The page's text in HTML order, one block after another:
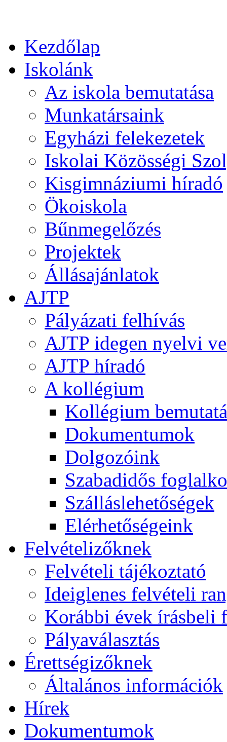
Kezdőlap
Iskolánk
Az iskola bemutatása
Munkatársaink
Egyházi felekezetek
Iskolai Közösségi
Kisgimnáziumi híradó
Ökoiskola
Bűnmegelőzés
Projektek
Állásajánlatok
AJTP
Pályázati felhívás
AJTP idegen nyelvi
AJTP híradó
A kollégium
Kollégium
Dokumentumok
Dolgozóink
Szabadidős
Szálláslehetőségek
Elérhetőségeink
Felvételizőknek
Felvételi tájékoztató
Ideiglenes felvételi
Korábbi évek írásbeli
Pályaválasztás
Érettségizőknek
Általános információk
Hírek
Dokumentumok